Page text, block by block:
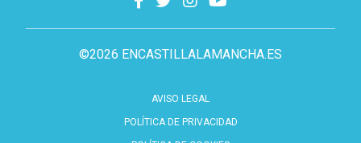
©2026 ENCASTILLALAMANCHA.ES
AVISO LEGAL
POLÍTICA DE PRIVACIDAD